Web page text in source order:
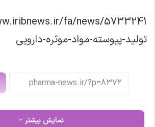
تولید-پیوسته-مواد-موثره-دارویی
نمایش بیشتر